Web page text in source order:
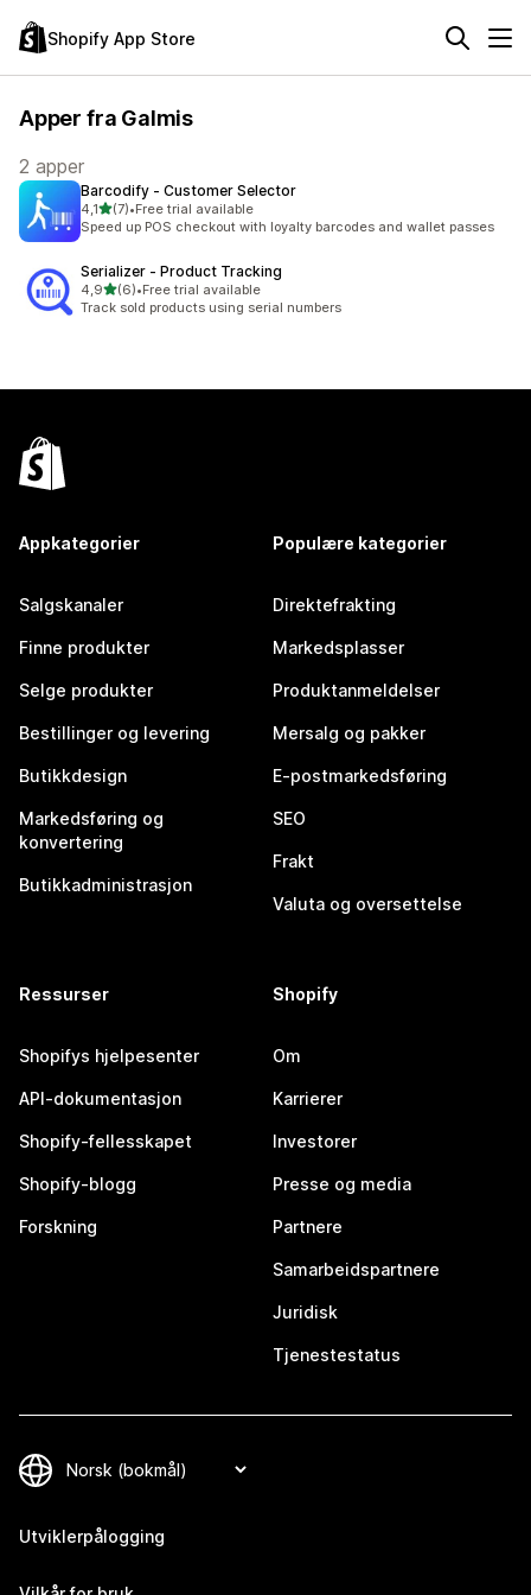
Shopify App Store
Apper fra Galmis
2 apper
Barcodify ‑ Customer Selector
4,1av 5 stjerner
(7)
Totalt 7 omtaler
•Free trial available
Speed up POS checkout with loyalty barcodes and wallet passes
Serializer ‑ Product Tracking
4,9av 5 stjerner
(6)
Totalt 6 omtaler
•Free trial available
Track sold products using serial numbers
Appkategorier
Salgskanaler
Finne produkter
Selge produkter
Bestillinger og levering
Butikkdesign
Markedsføring og
konvertering
Butikkadministrasjon
Populære kategorier
Direktefrakting
Markedsplasser
Produktanmeldelser
Mersalg og pakker
E-postmarkedsføring
SEO
Frakt
Valuta og oversettelse
Ressurser
Shopifys hjelpesenter
API-dokumentasjon
Shopify-fellesskapet
Shopify-blogg
Forskning
Shopify
Om
Karrierer
Investorer
Presse og media
Partnere
Samarbeidspartnere
Juridisk
Tjenestestatus
Utviklerpålogging